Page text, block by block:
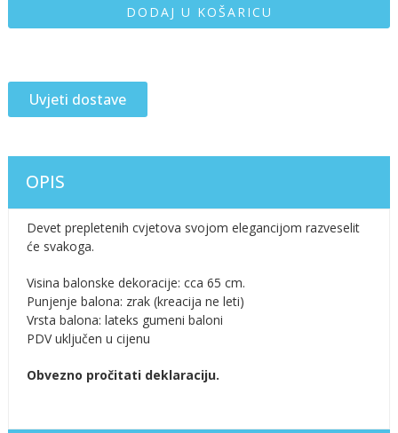
DODAJ U KOŠARICU
Uvjeti dostave
OPIS
Devet prepletenih cvjetova svojom elegancijom razveselit
će svakoga.
Visina balonske dekoracije: cca 65 cm.
Punjenje balona: zrak (kreacija ne leti)
Vrsta balona: lateks gumeni baloni
PDV uključen u cijenu
Obvezno pročitati deklaraciju.